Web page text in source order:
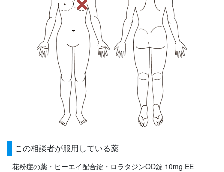
この相談者が服用している薬
花粉症の薬・ピーエイ配合錠・ロラタジンOD錠 10mg EE